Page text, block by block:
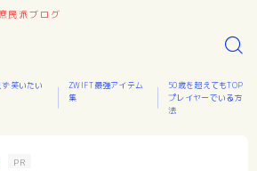
民派ブログ
笑いたい
ZWIFT最強アイテム
集
50歳を超えてもTOP
プレイヤーでいる方
法
PR